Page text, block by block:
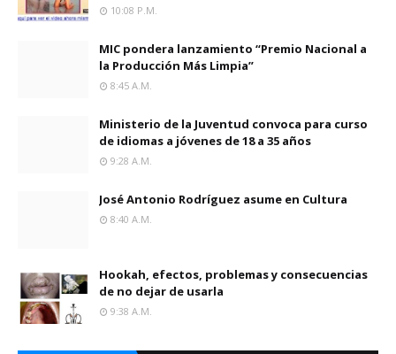
10:08 P.m.
MIC pondera lanzamiento “Premio Nacional a
la Producción Más Limpia”
8:45 A.m.
Ministerio de la Juventud convoca para curso
de idiomas a jóvenes de 18 a 35 años
9:28 A.m.
José Antonio Rodríguez asume en Cultura
8:40 A.m.
Hookah, efectos, problemas y consecuencias
de no dejar de usarla
9:38 A.m.